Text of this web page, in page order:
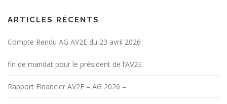
ARTICLES RÉCENTS
Compte Rendu AG AV2E du 23 avril 2026
fin de mandat pour le président de l’AV2E
Rapport Financier AV2E – AG 2026 –